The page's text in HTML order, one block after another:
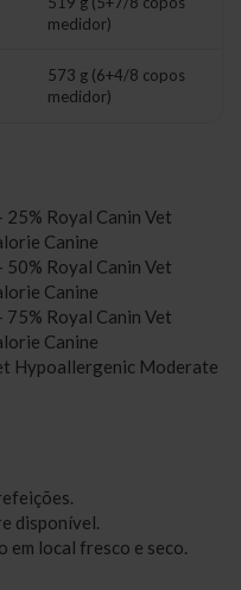
medidor)
573 g (6+4/8 copos
medidor)
Royal Canin Vet
Canine
Royal Canin Vet
Canine
Royal Canin Vet
Canine
Hypoallergenic Moderate
disponível.
em local fresco e seco.